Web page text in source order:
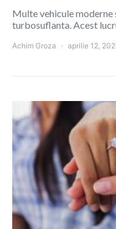
Multe vehicule moderne
turbosuflanta. Acest
Achim Groza aprilie 12,